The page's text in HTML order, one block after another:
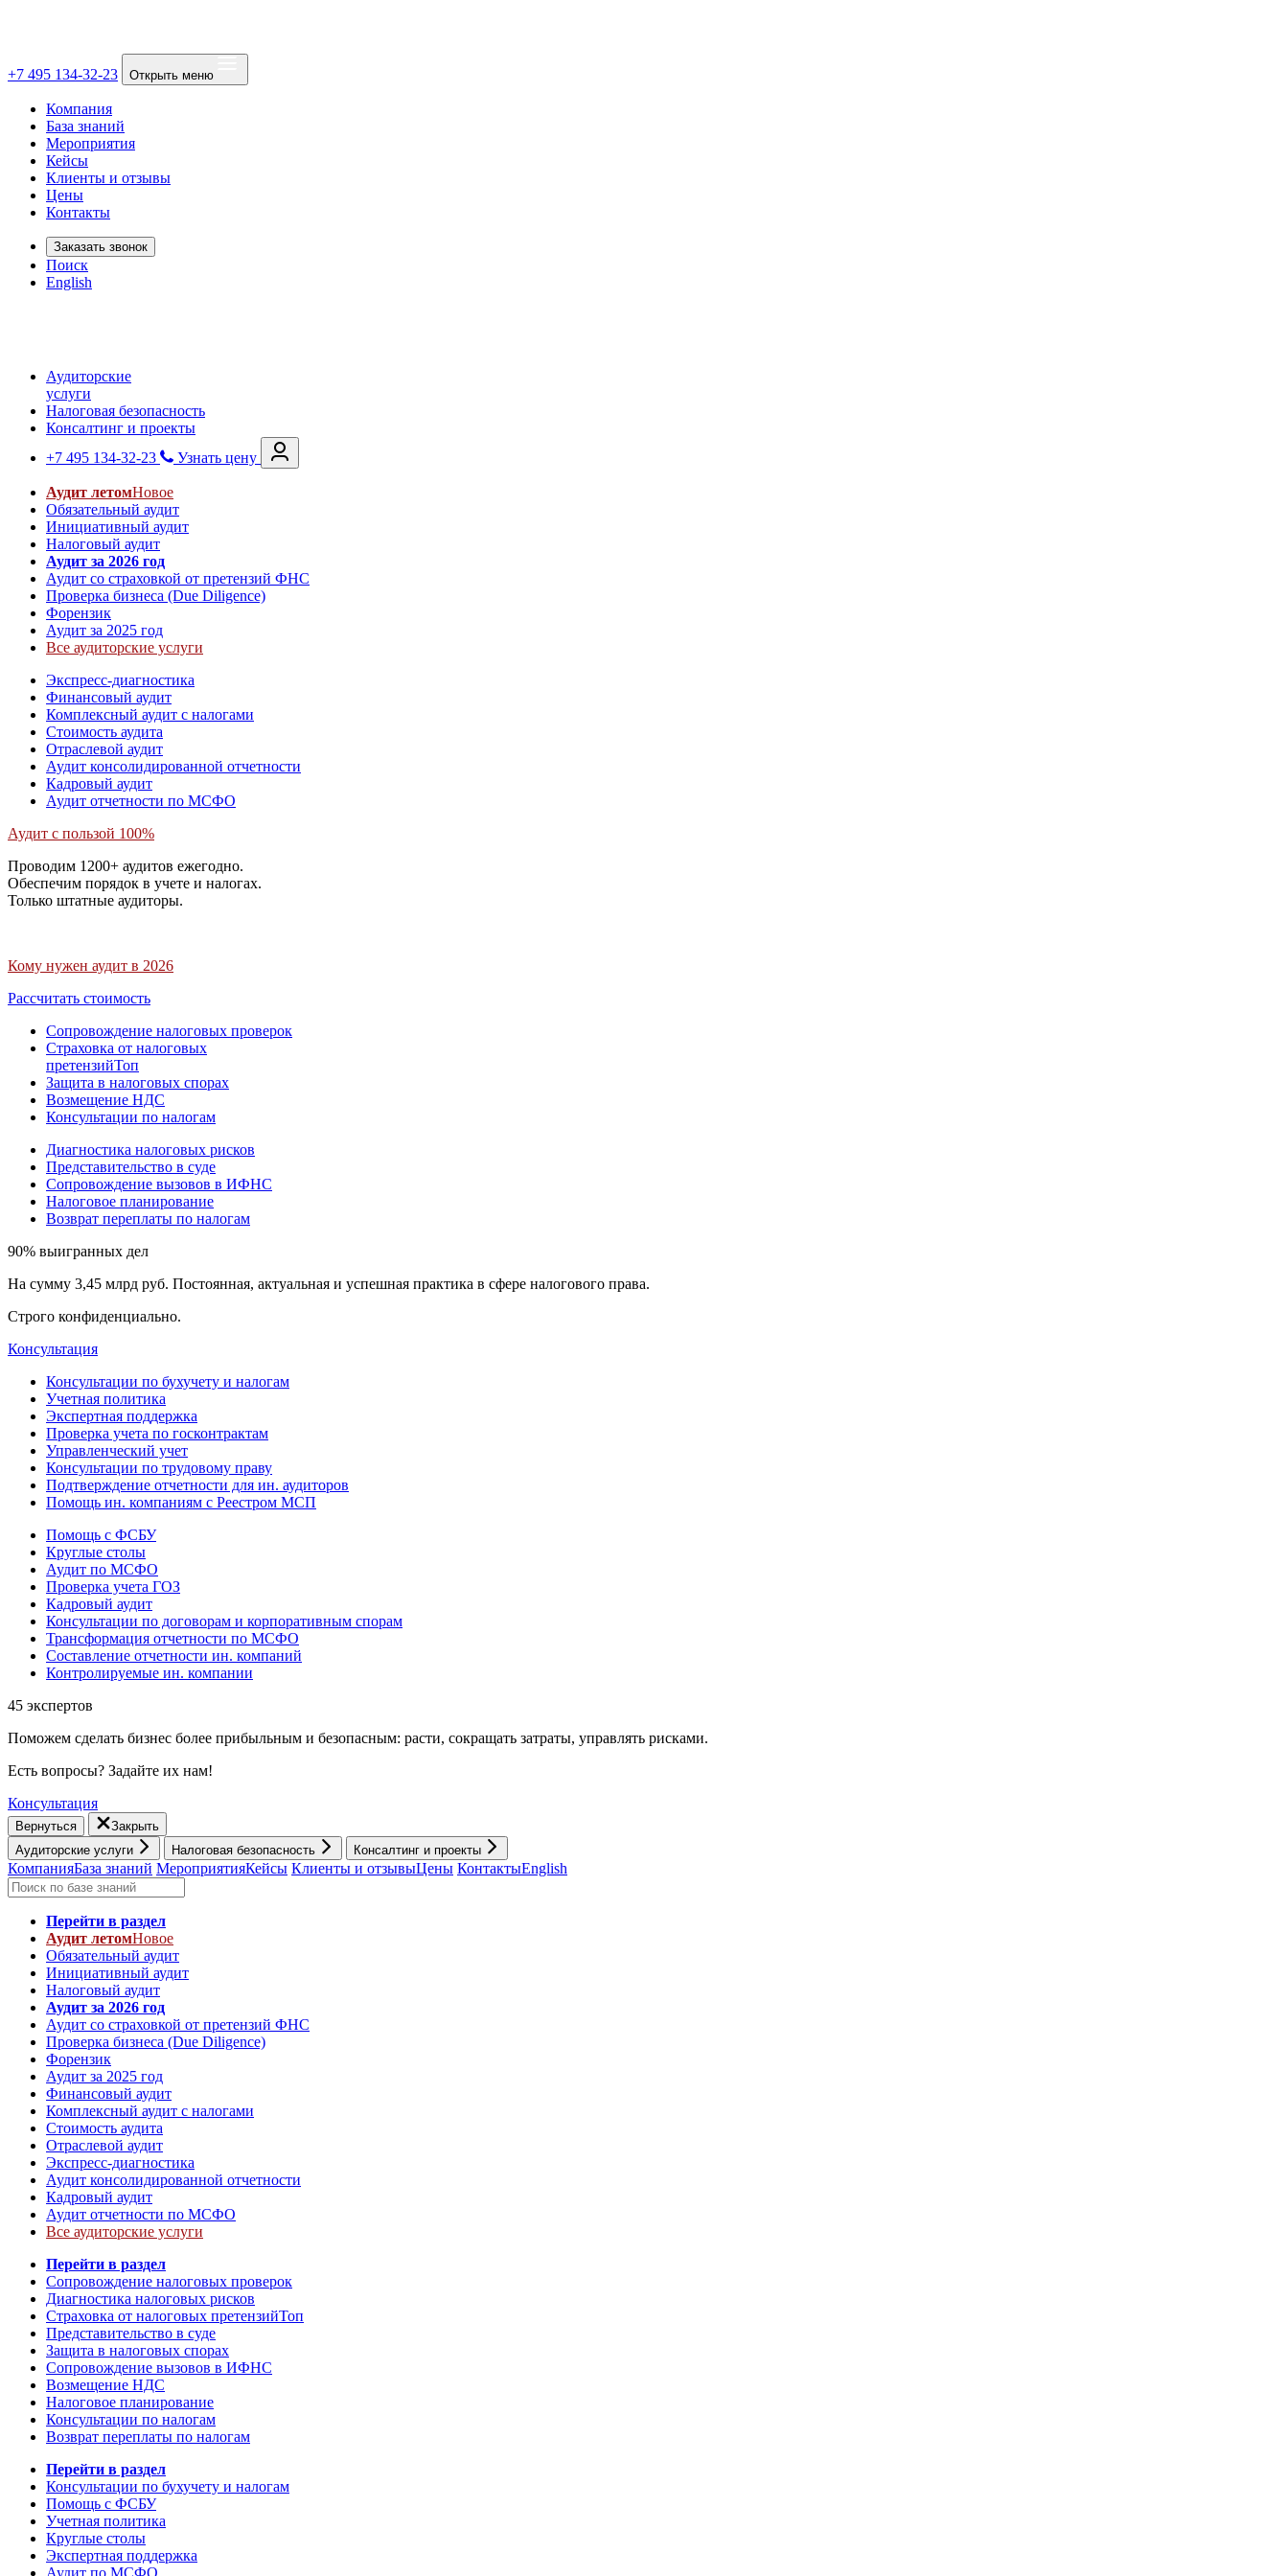
+7 495 134-32-23 Открыть меню
Компания
База знаний
Мероприятия
Кейсы
Клиенты и отзывы
Цены
Контакты
Заказать звонок
Поиск
English
Аудиторские
услуги
Налоговая безопасность
Консалтинг и проекты
+7 495 134-32-23
Узнать цену
Аудит летомНовое
Обязательный аудит
Инициативный аудит
Налоговый аудит
Аудит за 2026 год
Аудит со страховкой от претензий ФНС
Проверка бизнеса (Due Diligence)
Форензик
Аудит за 2025 год
Все аудиторские услуги
Экспресс-диагностика
Финансовый аудит
Комплексный аудит с налогами
Стоимость аудита
Отраслевой аудит
Аудит консолидированной отчетности
Кадровый аудит
Аудит отчетности по МСФО
Аудит с пользой 100%
Проводим 1200+ аудитов ежегодно.
Обеспечим порядок в учете и налогах.
Только штатные аудиторы.
Кому нужен аудит в 2026
Рассчитать стоимость
Сопровождение налоговых проверок
Страховка от налоговых
претензийТоп
Защита в налоговых спорах
Возмещение НДС
Консультации по налогам
Диагностика налоговых рисков
Представительство в суде
Сопровождение вызовов в ИФНС
Налоговое планирование
Возврат переплаты по налогам
90% выигранных дел
На сумму 3,45 млрд руб. Постоянная, актуальная и успешная практика в сфере налогового права.
Строго конфиденциально.
Консультация
Консультации по бухучету и налогам
Учетная политика
Экспертная поддержка
Проверка учета по госконтрактам
Управленческий учет
Консультации по трудовому праву
Подтверждение отчетности для ин. аудиторов
Помощь ин. компаниям с Реестром МСП
Помощь с ФСБУ
Круглые столы
Аудит по МСФО
Проверка учета ГОЗ
Кадровый аудит
Консультации по договорам и корпоративным спорам
Трансформация отчетности по МСФО
Составление отчетности ин. компаний
Контролируемые ин. компании
45 экспертов
Поможем сделать бизнес более прибыльным и безопасным: расти, cокращать затраты, управлять рисками.
Есть вопросы? Задайте их нам!
Консультация
Вернуться
Закрыть
Аудиторские услуги
Налоговая безопасность Консалтинг и проекты
КомпанияБаза знаний МероприятияКейсы Клиенты и отзывыЦены КонтактыEnglish
Перейти в раздел
Аудит летомНовое
Обязательный аудит
Инициативный аудит
Налоговый аудит
Аудит за 2026 год
Аудит со страховкой от претензий ФНС
Проверка бизнеса (Due Diligence)
Форензик
Аудит за 2025 год
Финансовый аудит
Комплексный аудит с налогами
Стоимость аудита
Отраслевой аудит
Экспресс-диагностика
Аудит консолидированной отчетности
Кадровый аудит
Аудит отчетности по МСФО
Все аудиторские услуги
Перейти в раздел
Сопровождение налоговых проверок
Диагностика налоговых рисков
Страховка от налоговых претензийТоп
Представительство в суде
Защита в налоговых спорах
Сопровождение вызовов в ИФНС
Возмещение НДС
Налоговое планирование
Консультации по налогам
Возврат переплаты по налогам
Перейти в раздел
Консультации по бухучету и налогам
Помощь с ФСБУ
Учетная политика
Круглые столы
Экспертная поддержка
Аудит по МСФО